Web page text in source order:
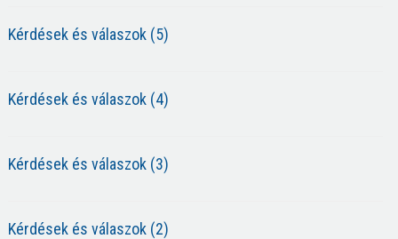
Kérdések és válaszok (5)
Kérdések és válaszok (4)
Kérdések és válaszok (3)
Kérdések és válaszok (2)